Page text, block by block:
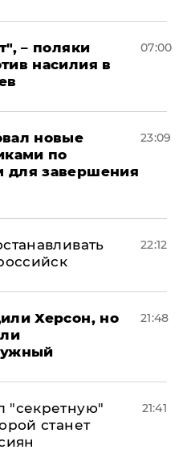
– поляки
насилия в
07:00
новые
по
для завершения
23:09
22:12
Херсон, но
21:48
"секретную"
станет
21:41